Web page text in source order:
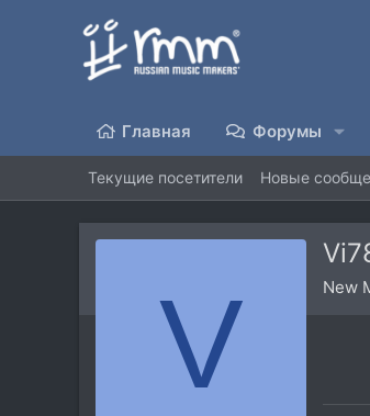
Главная Форумы
Текущие посетители Новые
V New